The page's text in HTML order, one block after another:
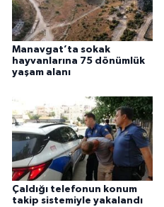
Manavgat’ta sokak
hayvanlarına 75 dönümlük
yaşam alanı
Çaldığı telefonun konum
takip sistemiyle yakalandı